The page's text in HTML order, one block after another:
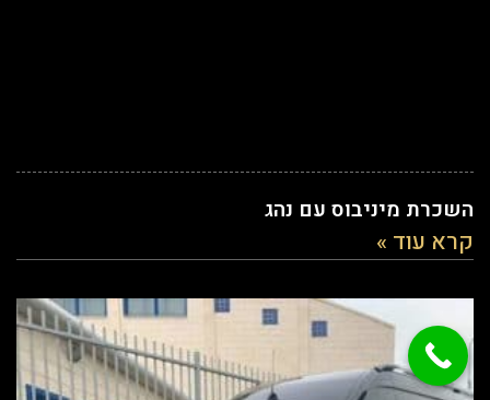
השכרת מיניבוס עם נהג
קרא עוד »